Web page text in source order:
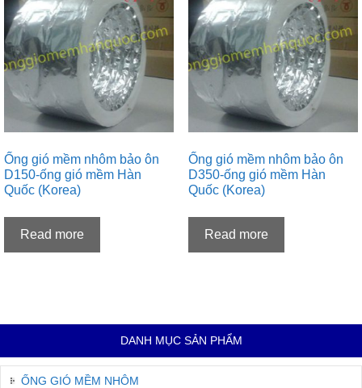
Ống gió mềm nhôm bảo ôn
D150-ống gió mềm Hàn
Quốc (Korea)
Read more
Ống gió mềm nhôm bảo ôn
D350-ống gió mềm Hàn
Quốc (Korea)
Read more
DANH MỤC SẢN PHẨM
ỐNG GIÓ MỀM NHÔM